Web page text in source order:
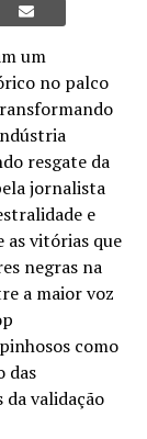
um
no palco
resgate da
jornalista
e
as vitórias que
negras na
a maior voz
como
das
da validação